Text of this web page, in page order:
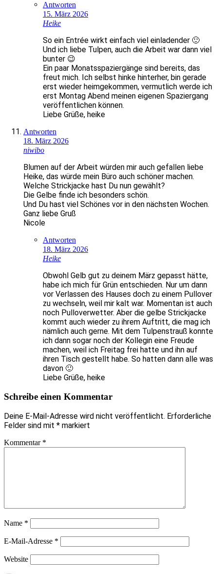
Antworten
15. März 2026
Heike
So ein Entrée wirkt einfach viel einladender 🙂
Und ich liebe Tulpen, auch die Arbeit war dann viel
bunter 😉
Ein paar Monatsspaziergänge sind bereits, das
freut mich. Ich selbst hinke hinterher, bin gerade
erst wieder heimgekommen, vermutlich werde ich
erst Montag Abend meinen eigenen Spaziergang
veröffentlichen können.
Liebe Grüße, heike
Antworten
18. März 2026
niwibo
Blumen auf der Arbeit würden mir auch gefallen liebe
Heike, das würde mein Büro auch schöner machen.
Welche Strickjacke hast Du nun gewählt?
Die Gelbe finde ich besonders schön.
Und Du hast viel Schönes vor in den nächsten Wochen.
Ganz liebe Gruß
Nicole
Antworten
18. März 2026
Heike
Obwohl Gelb gut zu deinem März gepasst hätte,
habe ich mich für Grün entschieden. Nur um dann
vor Verlassen des Hauses doch zu einem Pullover
zu wechseln, weil mir kalt war. Momentan ist auch
noch Pulloverwetter. Aber die gelbe Strickjacke
kommt auch wieder zu ihrem Auftritt, die mag ich
nämlich auch gerne. Mit dem Tulpenstrauß konnte
ich dann sogar noch der Kollegin eine Freude
machen, weil ich Freitag frei hatte und ihn auf
ihren Tisch gestellt habe. So hatten dann alle was
davon 🙂
Liebe Grüße, heike
Schreibe einen Kommentar
Deine E-Mail-Adresse wird nicht veröffentlicht. Erforderliche
Felder sind mit * markiert
Kommentar *
Name *
E-Mail-Adresse *
Website